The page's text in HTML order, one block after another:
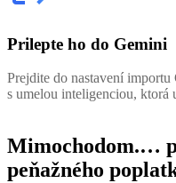
Prilepte ho do Gemini
Prejdite do nastavení
s umelou inteligenciou, ktorá
Mimochodom.…
peňažného